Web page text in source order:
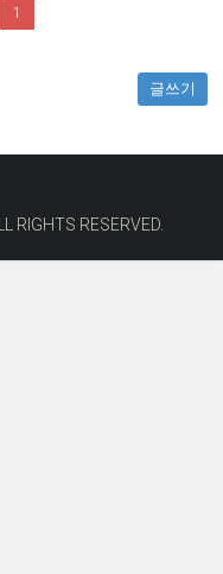
1
글쓰기
RESERVED.